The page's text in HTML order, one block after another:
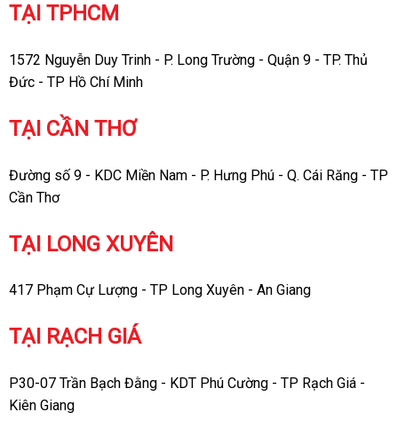
TẠI TPHCM
1572 Nguyễn Duy Trinh - P. Long Trường - Quận 9 - TP. Thủ
Đức - TP Hồ Chí Minh
TẠI CẦN THƠ
Đường số 9 - KDC Miền Nam - P. Hưng Phú - Q. Cái Răng - TP
Cần Thơ
TẠI LONG XUYÊN
417 Phạm Cự Lượng - TP Long Xuyên - An Giang
TẠI RẠCH GIÁ
P30-07 Trần Bạch Đằng - KDT Phú Cường - TP Rạch Giá -
Kiên Giang